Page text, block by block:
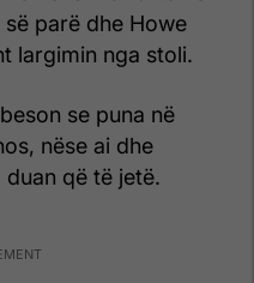
parë dhe Howe
largimin nga stoli.
se puna në
nëse ai dhe
që të jetë.